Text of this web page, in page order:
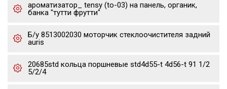
ароматизатор_ tensy (to-03) на панель, органик,
банка "тутти фрутти"
Б/у 8513002030 моторчик стеклоочистителя задний
auris
20685std кольца поршневые std4d55-t 4d56-t 91 1/2
5/2/4